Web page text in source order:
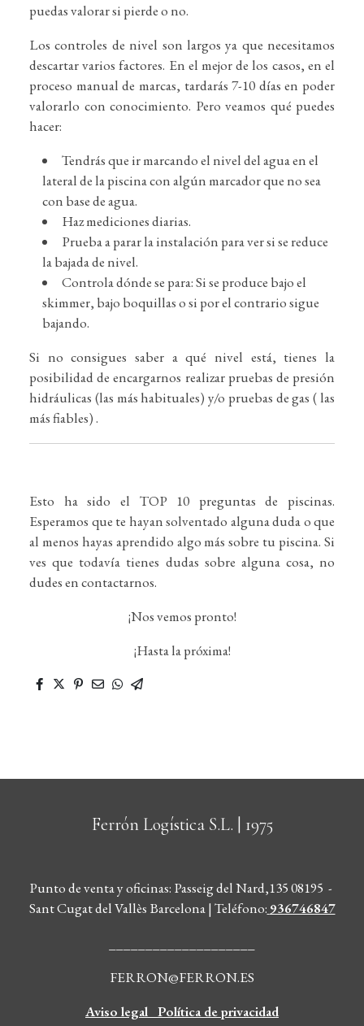
puedas valorar si pierde o no.
Los controles de nivel son largos ya que necesitamos
descartar varios factores. En el mejor de los casos, en el
proceso manual de marcas, tardarás 7-10 días en poder
valorarlo con conocimiento. Pero veamos qué puedes
hacer:
Tendrás que ir marcando el nivel del agua en el
lateral de la piscina con algún marcador que no sea
con base de agua.
Haz mediciones diarias.
Prueba a parar la instalación para ver si se reduce
la bajada de nivel.
Controla dónde se para: Si se produce bajo el
skimmer, bajo boquillas o si por el contrario sigue
bajando.
Si no consigues saber a qué nivel está, tienes la
posibilidad de encargarnos realizar pruebas de presión
hidráulicas (las más habituales) y/o pruebas de gas ( las
más fiables) .
Esto ha sido el TOP 10 preguntas de piscinas.
Esperamos que te hayan solventado alguna duda o que
al menos hayas aprendido algo más sobre tu piscina. Si
ves que todavía tienes dudas sobre alguna cosa, no
dudes en contactarnos.
¡Nos vemos pronto!
¡Hasta la próxima!
Ferrón Logística S.L. | 1975
Punto de venta y oficinas: Passeig del Nard,135 08195 -
Sant Cugat del Vallès Barcelona | Teléfono: 936746847
FERRON@FERRON.ES
Aviso legal Política de privacidad